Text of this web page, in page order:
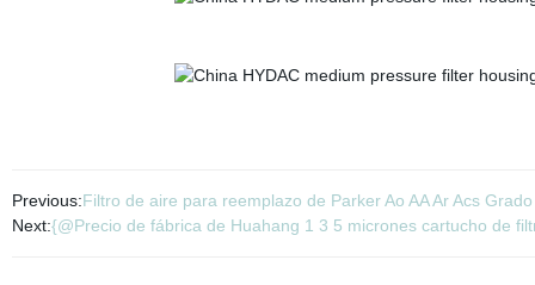
Previous:Filtro de aire para reemplazo de Parker Ao AA Ar Acs Grado
Next:{@Precio de fábrica de Huahang 1 3 5 micrones cartucho de